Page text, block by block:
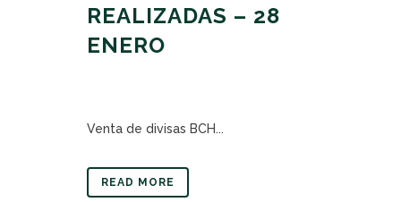
REALIZADAS – 28
ENERO
Venta de divisas BCH...
READ MORE